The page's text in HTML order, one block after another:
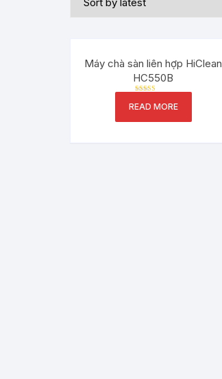
Máy chà sàn liên hợp HiClean
HC550B
5.00
out of 5
READ MORE